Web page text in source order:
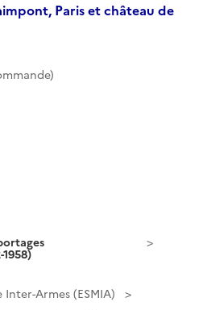
Paris et château de
Armes (ESMIA)